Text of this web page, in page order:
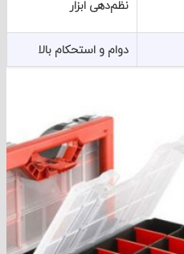
نظم‌دهی ابزار
دوام و استحکام بالا